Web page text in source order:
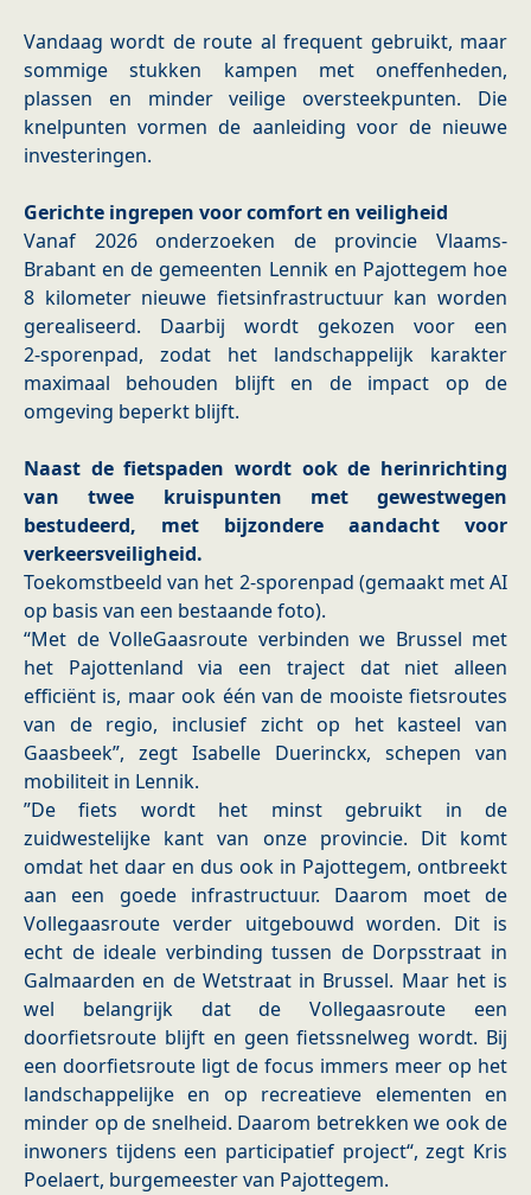
Vandaag wordt de route al frequent gebruikt, maar
sommige stukken kampen met oneffenheden,
plassen en minder veilige oversteekpunten. Die
knelpunten vormen de aanleiding voor de nieuwe
investeringen.
Gerichte ingrepen voor comfort en veiligheid
Vanaf 2026 onderzoeken de provincie Vlaams-
Brabant en de gemeenten Lennik en Pajottegem hoe
8 kilometer nieuwe fietsinfrastructuur kan worden
gerealiseerd. Daarbij wordt gekozen voor een
2‑sporenpad, zodat het landschappelijk karakter
maximaal behouden blijft en de impact op de
omgeving beperkt blijft.
Naast de fietspaden wordt ook de herinrichting
van twee kruispunten met gewestwegen
bestudeerd, met bijzondere aandacht voor
verkeersveiligheid.
Toekomstbeeld van het 2-sporenpad (gemaakt met AI
op basis van een bestaande foto).
“Met de VolleGaasroute verbinden we Brussel met
het Pajottenland via een traject dat niet alleen
efficiënt is, maar ook één van de mooiste fietsroutes
van de regio, inclusief zicht op het kasteel van
Gaasbeek”, zegt Isabelle Duerinckx, schepen van
mobiliteit in Lennik.
”De fiets wordt het minst gebruikt in de
zuidwestelijke kant van onze provincie. Dit komt
omdat het daar en dus ook in Pajottegem, ontbreekt
aan een goede infrastructuur. Daarom moet de
Vollegaasroute verder uitgebouwd worden. Dit is
echt de ideale verbinding tussen de Dorpsstraat in
Galmaarden en de Wetstraat in Brussel. Maar het is
wel belangrijk dat de Vollegaasroute een
doorfietsroute blijft en geen fietssnelweg wordt. Bij
een doorfietsroute ligt de focus immers meer op het
landschappelijke en op recreatieve elementen en
minder op de snelheid. Daarom betrekken we ook de
inwoners tijdens een participatief project“, zegt Kris
Poelaert, burgemeester van Pajottegem.